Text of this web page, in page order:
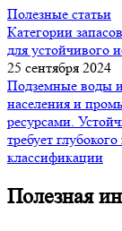
Полезные статьи
Категории
для устойчивого
25 сентября 2024
Подземные воды
населения и
ресурсами.
требует
классификации
Полезная